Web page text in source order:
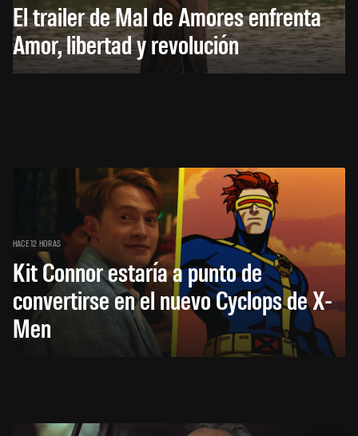
El trailer de Mal de Amores enfrenta
Amor, libertad y revolución
HACE 12 HORAS
Kit Connor estaría a punto de
convertirse en el nuevo Cyclops de X-
Men